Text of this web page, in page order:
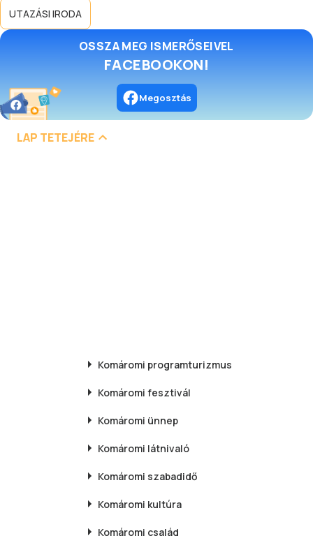
UTAZÁSI IRODA
OSSZA MEG ISMERŐSEIVEL
FACEBOOKON!
Megosztás
LAP TETEJÉRE
Komáromi programturizmus
Komáromi fesztivál
Komáromi ünnep
Komáromi látnivaló
Komáromi szabadidő
Komáromi kultúra
Komáromi család